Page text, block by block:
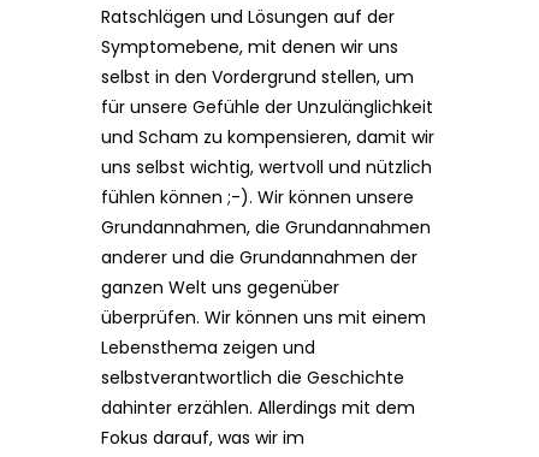
Ratschlägen und Lösungen auf der
Symptomebene, mit denen wir uns
selbst in den Vordergrund stellen, um
für unsere Gefühle der Unzulänglichkeit
und Scham zu kompensieren, damit wir
uns selbst wichtig, wertvoll und nützlich
fühlen können ;-). Wir können unsere
Grundannahmen, die Grundannahmen
anderer und die Grundannahmen der
ganzen Welt uns gegenüber
überprüfen. Wir können uns mit einem
Lebensthema zeigen und
selbstverantwortlich die Geschichte
dahinter erzählen. Allerdings mit dem
Fokus darauf, was wir im